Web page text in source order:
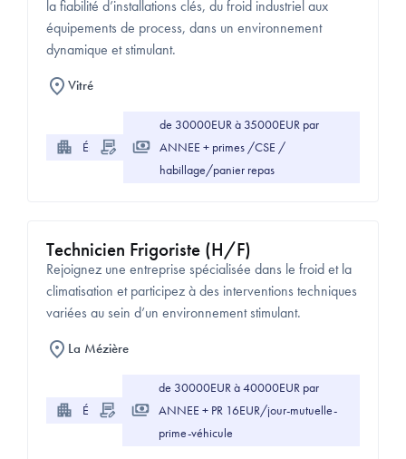
la fiabilité d’installations clés, du froid industriel aux
équipements de process, dans un environnement
dynamique et stimulant.
Vitré
Énergie CDI
de 30000EUR à 35000EUR par
ANNEE + primes /CSE /
habillage/panier repas
Technicien Frigoriste (H/F)
Rejoignez une entreprise spécialisée dans le froid et la
climatisation et participez à des interventions techniques
variées au sein d’un environnement stimulant.
La Mézière
Énergie CDI
de 30000EUR à 40000EUR par
ANNEE + PR 16EUR/jour-mutuelle-
prime-véhicule